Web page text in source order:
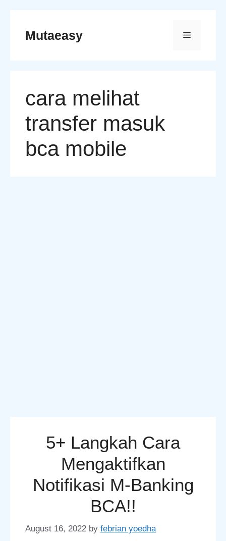
contentMutaeasy Menu
cara melihat
transfer masuk
bca mobile
5+ Langkah Cara
Mengaktifkan
Notifikasi M-Banking
BCA!!
August 16, 2022 by febrian yoedha